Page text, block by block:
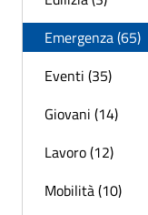
Emergenza (65)
Eventi (35)
Giovani (14)
Lavoro (12)
Mobilità (10)